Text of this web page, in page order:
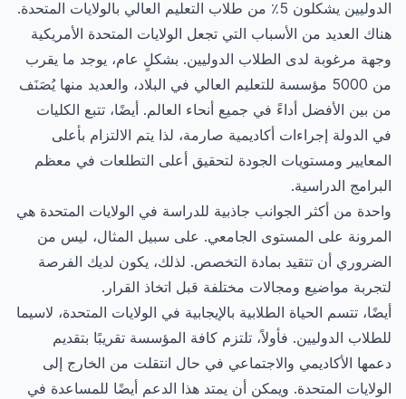
الدوليين يشكلون 5٪ من طلاب التعليم العالي بالولايات المتحدة.
هناك العديد من الأسباب التي تجعل الولايات المتحدة الأمريكية
وجهة مرغوبة لدى الطلاب الدوليين. بشكلٍ عام، يوجد ما يقرب
من 5000 مؤسسة للتعليم العالي في البلاد، والعديد منها يُصَنَف
من بين الأفضل أداءً في جميع أنحاء العالم. أيضًا، تتبع الكليات
في الدولة إجراءات أكاديمية صارمة، لذا يتم الالتزام بأعلى
المعايير ومستويات الجودة لتحقيق أعلى التطلعات في معظم
البرامج الدراسية.
واحدة من أكثر الجوانب جاذبية للدراسة في الولايات المتحدة هي
المرونة على المستوى الجامعي. على سبيل المثال، ليس من
الضروري أن تتقيد بمادة التخصص. لذلك، يكون لديك الفرصة
لتجربة مواضيع ومجالات مختلفة قبل اتخاذ القرار.
أيضًا، تتسم الحياة الطلابية بالإيجابية في الولايات المتحدة، لاسيما
للطلاب الدوليين. فأولاً، تلتزم كافة المؤسسة تقريبًا بتقديم
دعمها الأكاديمي والاجتماعي في حال انتقلت من الخارج إلى
الولايات المتحدة. ويمكن أن يمتد هذا الدعم أيضًا للمساعدة في